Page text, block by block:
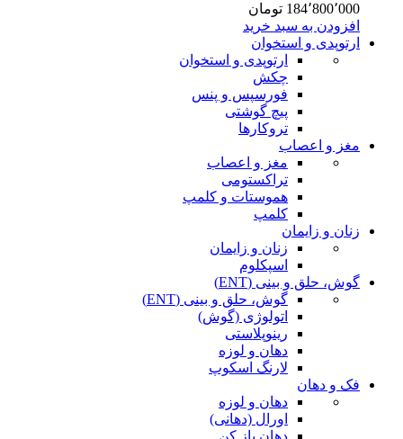
184٬800٬000 تومان
افزودن به سبد خرید
ارتوپدی و استخوان
ارتوپدی و استخوان
چکش
فورسپس و پنس
پیچ گوشتی
تروکارها
مغز و اعصاب
مغز و اعصاب
تراکستومی
هموستات و کلمپ
کلمپ
زنان و زایمان
زنان و زایمان
اسپکلوم
گوش، حلق و بینی (ENT)
گوش، حلق و بینی (ENT)
اتولوژی (گوش)
رینوپلاستی
دهان و لوزه
لارنگ اسکوپ
فک و دهان
دهان و لوزه
اورال (دهانی)